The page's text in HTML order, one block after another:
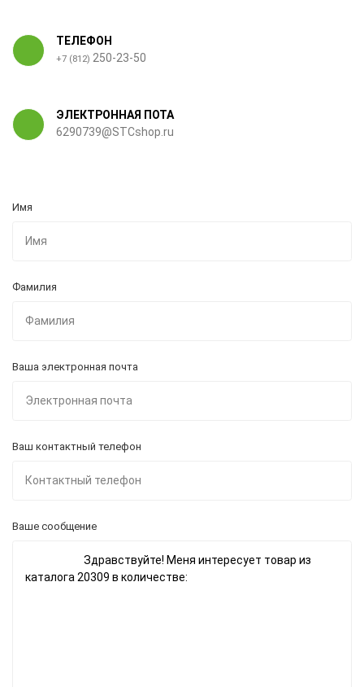
ТЕЛЕФОН
+7 (812) 250-23-50
ЭЛЕКТРОННАЯ ПОТА
6290739@STCshop.ru
Имя
Фамилия
Ваша электронная почта
Ваш контактный телефон
Ваше сообщение